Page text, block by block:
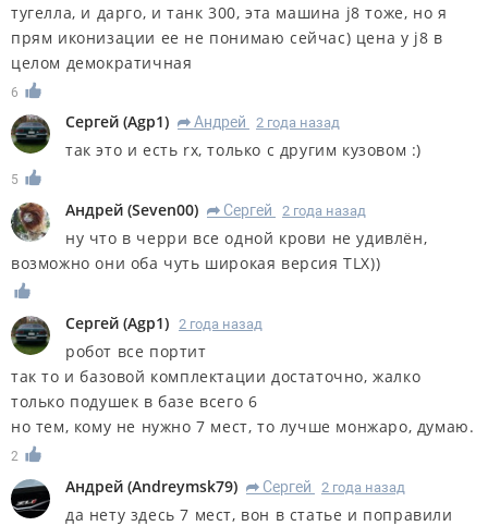
тугелла, и дарго, и танк 300, эта машина j8 тоже, но я
прям иконизации ее не понимаю сейчас) цена у j8 в
целом демократичная
6
Сергей (Agp1) R Андрей 2 года назад
так это и есть rx, только с другим кузовом :)
5
Андрей (Seven00) R Сергей 2 года назад
ну что в черри все одной крови не удивлён,
возможно они оба чуть широкая версия TLX))
Сергей (Agp1) 2 года назад
робот все портит
так то и базовой комплектации достаточно, жалко
только подушек в базе всего 6
но тем, кому не нужно 7 мест, то лучше монжаро, думаю.
2
Андрей (Andreymsk79) R Сергей 2 года назад
да нету здесь 7 мест, вон в статье и поправили